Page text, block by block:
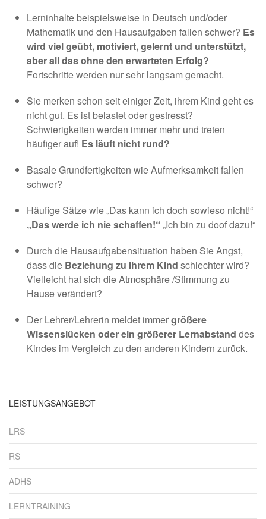
Lerninhalte beispielsweise in Deutsch und/oder
Mathematik und den Hausaufgaben fallen schwer? Es
wird viel geübt, motiviert, gelernt und unterstützt,
aber all das ohne den erwarteten Erfolg?
Fortschritte werden nur sehr langsam gemacht.
Sie merken schon seit einiger Zeit, ihrem Kind geht es
nicht gut. Es ist belastet oder gestresst?
Schwierigkeiten werden immer mehr und treten
häufiger auf! Es läuft nicht rund?
Basale Grundfertigkeiten wie Aufmerksamkeit fallen
schwer?
Häufige Sätze wie „Das kann ich doch sowieso nicht!“
„Das werde ich nie schaffen!“ „Ich bin zu doof dazu!“
Durch die Hausaufgabensituation haben Sie Angst,
dass die Beziehung zu Ihrem Kind schlechter wird?
Vielleicht hat sich die Atmosphäre /Stimmung zu
Hause verändert?
Der Lehrer/Lehrerin meldet immergrößere
Wissenslücken oder ein größerer Lernabstand des
Kindes im Vergleich zu den anderen Kindern zurück.
LEISTUNGSANGEBOT
LRS
RS
ADHS
LERNTRAINING